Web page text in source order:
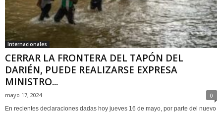
Internacionales
CERRAR LA FRONTERA DEL TAPÓN DEL
DARIÉN, PUEDE REALIZARSE EXPRESA
MINISTRO...
mayo 17, 2024 0
En recientes declaraciones dadas hoy jueves 16 de mayo, por parte del nuevo